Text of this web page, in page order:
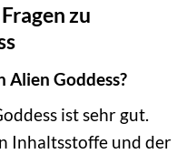
zu
Goddess?
ist sehr gut.
Inhaltsstoffe und der